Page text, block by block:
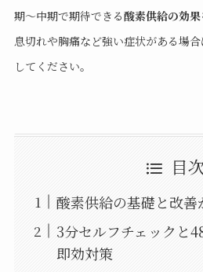
期〜中期で期待できる酸素供給の効果
息切れや胸痛など強い症状がある場
してください。
目
酸素供給の基礎と改善
3分セルフチェックと
即効対策